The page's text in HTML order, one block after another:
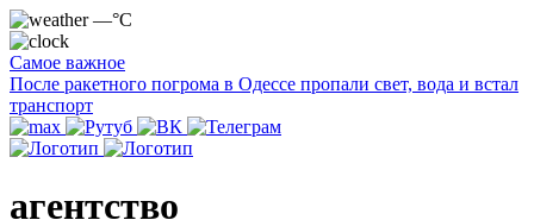
—°C
Самое важное
После ракетного погрома в Одессе пропали свет, вода и встал
транспорт
агентство